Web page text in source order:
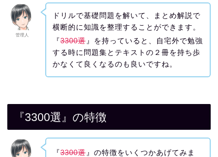
管理人
ドリルで基礎問題を解いて、まとめ解説で
横断的に知識を整理することができます。
『3300選 』を持っていると、自宅外で勉強
する時に問題集とテキストの２冊を持ち歩
かなくて良くなるのも良いですね。
『3300選』の特徴
『3300選 』の特徴をいくつかあげてみま